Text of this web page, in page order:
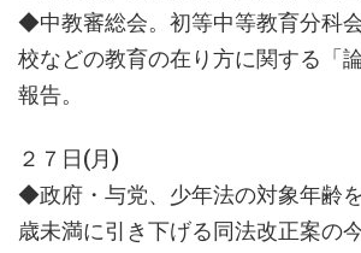
◆中教審総会。初等中等教育分科
校などの教育の在り方に関する「
報告。
２７日(月)
◆政府・与党、少年法の対象年齢
歳未満に引き下げる同法改正案の